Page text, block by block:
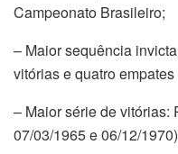
Campeonato Brasileiro;
– Maior sequência
vitórias e quatro
– Maior série de vitórias:
07/03/1965 e 06/12/